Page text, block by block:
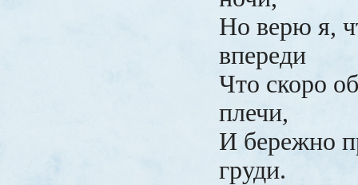
Но верю я,
впереди
Что скоро
плечи,
И бережно
груди.